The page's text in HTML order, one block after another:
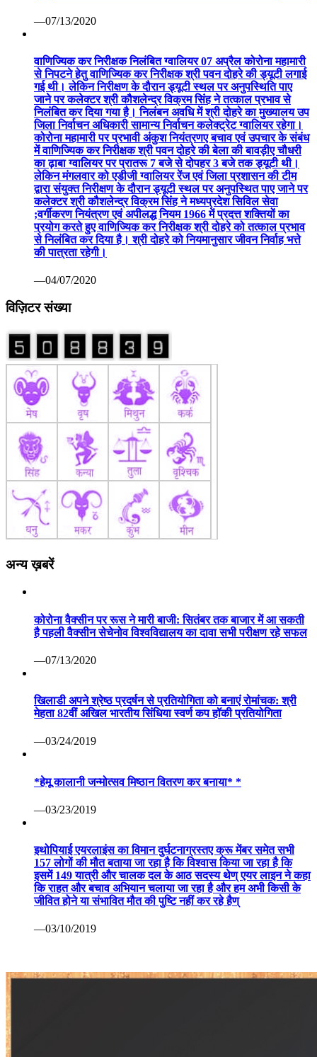
—07/13/2020
वाणिज्यिक कर निरीक्षक निलंबित ग्वालियर 07 अप्रैल कोरोना महामारी
से निपटने हेतु वाणिज्यिक कर निरीक्षक श्री पवन दोहरे की ड्यूटी लगाई
गई थी। लेकिन निरीक्षण के दौरान ड्यूटी स्थल पर अनुपस्थिति पाए
जाने पर कलेक्टर श्री कौशलेन्द्र विक्रम सिंह ने तत्काल प्रभाव से
निलंबित कर दिया गया है। निलंबन अवधि में श्री दोहरे का मुख्यालय उप
जिला निर्वाचन अधिकारी सामान्य निर्वाचन कलेक्ट्रेट ग्वालियर रहेगा।
कोरोना महामारी पर प्रभावी अंकुश नियंत्रणए बचाव एवं उपचार के संबंध
में वाणिज्यिक कर निरीक्षक श्री पवन दोहरे की बेला की बावड़ीए चौधरी
का ढ़ाबा ग्वालियर पर प्रातरू 7 बजे से दोपहर 3 बजे तक ड्यूटी थी।
लेकिन मंगलवार को एडीजी ग्वालियर रेंज एवं जिला प्रशासन की टीम
द्वारा संयुक्त निरीक्षण के दौरान ड्यूटी स्थल पर अनुपस्थित पाए जाने पर
कलेक्टर श्री कौशलेन्द्र विक्रम सिंह ने मध्यप्रदेश सिविल सेवा
;वर्गीकरण नियंत्रण एवं अपीलद्ध नियम 1966 में प्रदत्त शक्तियों का
प्रयोग करते हुए वाणिज्यिक कर निरीक्षक श्री दोहरे को तत्काल प्रभाव
से निलंबित कर दिया है। श्री दोहरे को नियमानुसार जीवन निर्वाह भत्ते
की पात्रता रहेगी।
—04/07/2020
विज़िटर संख्या
अन्य ख़बरें
कोरोना वैक्सीन पर रूस ने मारी बाजी: सितंबर तक बाजार में आ सकती
है पहली वैक्सीन सेचेनोव विश्वविद्यालय का दावा सभी परीक्षण रहे सफल
—07/13/2020
खिलाडी अपने श्रेष्ठ प्रदर्षन से प्रतियोगिता को बनाएं रोमांचक: श्री
मेहता 82वीं अखिल भारतीय सिंधिया स्वर्ण कप हॉकी प्रतियोगिता
—03/24/2019
*हेमू कालानी जन्मोत्सव मिष्ठान वितरण कर बनाया* *
—03/23/2019
इथोपियाई एयरलाइंस का विमान दुर्घटनाग्रस्तए क्रू मेंबर समेत सभी
157 लोगों की मौत बताया जा रहा है कि विश्वास किया जा रहा है कि
इसमें 149 यात्री और चालक दल के आठ सदस्य थेण् एयर लाइन ने कहा
कि राहत और बचाव अभियान चलाया जा रहा है और हम अभी किसी के
जीवित होने या संभावित मौत की पुष्टि नहीं कर रहे हैण्
—03/10/2019